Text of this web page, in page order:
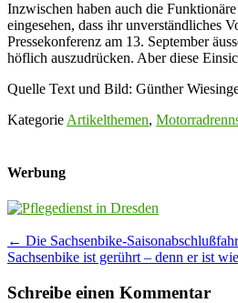
Inzwischen haben auch die
eingesehen, dass ihr unverständliches
Pressekonferenz am 13. September
höflich auszudrücken. Aber diese
Quelle Text und Bild: Günther
Kategorie Artikelthemen,
Werbung
Post
navigation
← Die Sachsenbike-
Sachsenbike ist gerührt – denn er ist
Schreibe einen Kommentar